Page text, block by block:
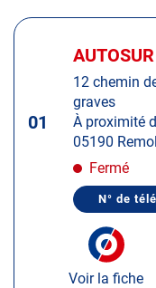
Appuyer
pour
informations
01
Centre
:12 chemin
graves
À proximité
05190
Fermé
N° de
Voir la fiche